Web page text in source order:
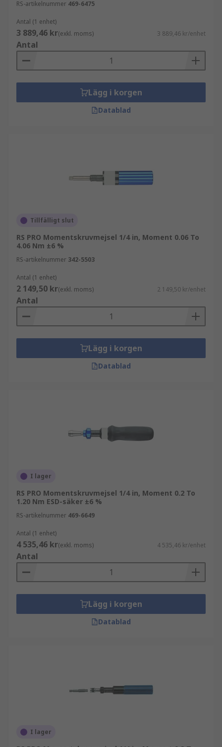
RS-artikelnummer 469-6475
Antal (1 enhet)
3 889,46 kr(exkl. moms) 3 889,46 kr/enhet
Antal
Lägg i korgen
Datablad
Tillfälligt slut
RS PRO Momentskruvmejsel 1/4 in, Moment 0.06 To
4.06 Nm ±6 %
RS-artikelnummer 342-5503
Antal (1 enhet)
2 149,50 kr(exkl. moms) 2 149,50 kr/enhet
Antal
Lägg i korgen
Datablad
I lager
RS PRO Momentskruvmejsel 1/4 in, Moment 0.2 To
1.20 Nm ESD-säker ±6 %
RS-artikelnummer 469-6649
Antal (1 enhet)
4 535,46 kr(exkl. moms) 4 535,46 kr/enhet
Antal
Lägg i korgen
Datablad
I lager